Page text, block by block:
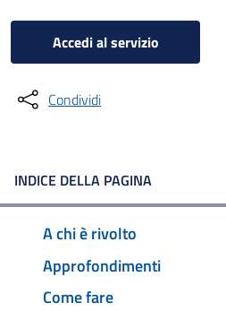
Accedi al servizio
Condividi
INDICE DELLA PAGINA
A chi è rivolto
Approfondimenti
Come fare